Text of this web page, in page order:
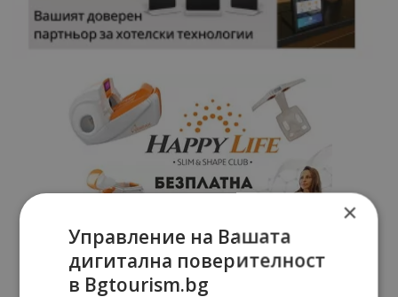
×
Управление на Вашата
дигитална поверителност
в Bgtourism.bg